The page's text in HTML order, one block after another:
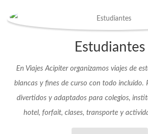
Estudiantes
En Viajes Acipiter organizamos viajes de
blancas y fines de curso con todo incluido.
divertidos y adaptados para colegios,
hotel, forfait, clases, transporte y